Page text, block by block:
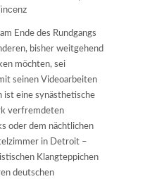
Ende des Rundgangs
bisher weitgehend
möchten, sei
seinen Videoarbeiten
ist eine synästhetische
verfremdeten
oder dem nächtlichen
in Detroit –
Klangteppichen
deutschen